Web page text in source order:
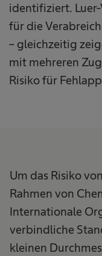
identifiziert.
für die
– gleichzeitig
mit mehreren
Risiko für
Um das Risiko
Rahmen von
Internationale
verbindliche
kleinen